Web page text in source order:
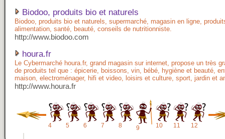
Biodoo, produits bio et naturels
Biodoo, produits bio et naturels, supermarché, magasin en ligne,
alimentation, santé, beauté, conseils de nutritionniste.
http://www.biodoo.com
houra.fr
Le Cybermarché houra.fr, grand magasin sur internet, propose un très
de produits tel que : épicerie, boissons, vin, bébé, hygiène et beauté,
maison, electroménager, hifi et video, loisirs et culture, sport, jardin et
http://www.houra.fr
4 5 6 7 8 9 10 11 12